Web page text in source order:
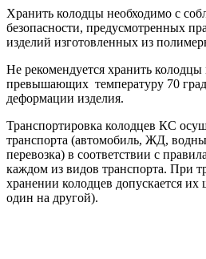
Хранить колодцы необходимо с
безопасности, предусмотренных
изделий изготовленных из
Не рекомендуется хранить колодцы
превышающих температуру 70
деформации изделия.
Транспортировка колодцев КС
транспорта (автомобиль, ЖД,
перевозка) в соответствии с
каждом из видов транспорта. При
хранении колодцев допускается их
один на другой).